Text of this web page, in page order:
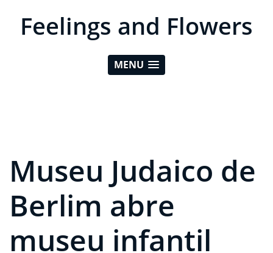
Feelings and Flowers
MENU
Museu Judaico de
Berlim abre
museu infantil